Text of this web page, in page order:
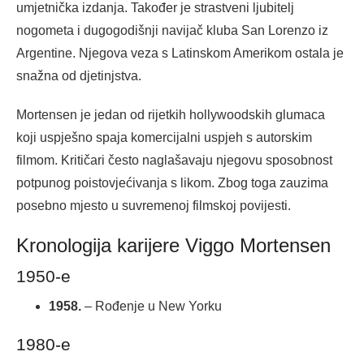
umjetnička izdanja. Također je strastveni ljubitelj
nogometa i dugogodišnji navijač kluba San Lorenzo iz
Argentine. Njegova veza s Latinskom Amerikom ostala je
snažna od djetinjstva.
Mortensen je jedan od rijetkih hollywoodskih glumaca
koji uspješno spaja komercijalni uspjeh s autorskim
filmom. Kritičari često naglašavaju njegovu sposobnost
potpunog poistovjećivanja s likom. Zbog toga zauzima
posebno mjesto u suvremenoj filmskoj povijesti.
Kronologija karijere Viggo Mortensen
1950-e
1958. – Rođenje u New Yorku
1980-e